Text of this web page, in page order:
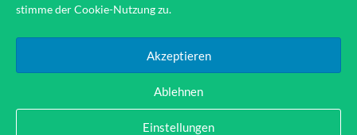
stimme der Cookie-Nutzung zu.
Akzeptieren
Ablehnen
Einstellungen
Kontakt
Impressum